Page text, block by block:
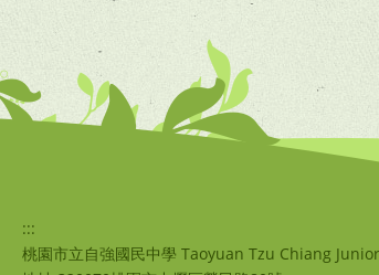
:::
桃園市立自強國民中學 Taoyuan Tzu Chiang